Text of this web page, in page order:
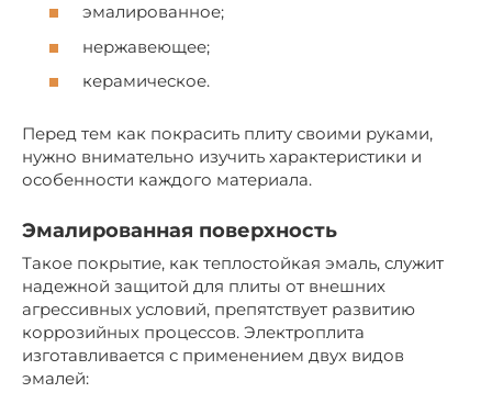
эмалированное;
нержавеющее;
керамическое.
Перед тем как покрасить плиту своими руками,
нужно внимательно изучить характеристики и
особенности каждого материала.
Эмалированная поверхность
Такое покрытие, как теплостойкая эмаль, служит
надежной защитой для плиты от внешних
агрессивных условий, препятствует развитию
коррозийных процессов. Электроплита
изготавливается с применением двух видов
эмалей: